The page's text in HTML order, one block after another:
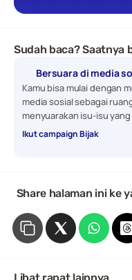
Sudah baca? Saatnya
Bersuara di media
Kamu bisa mulai dengan
media sosial sebagai
menyuarakan isu-isu
Ikut campaign Bijak
Share halaman ini ke